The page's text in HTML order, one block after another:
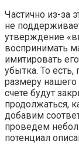
Частично из-за
не
утверждение
воспринимать
имитировать
убытка. То
размеру нашего
счете будут
продолжаться,
добавим
проведем
потенциал